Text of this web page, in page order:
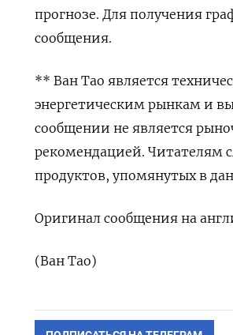
прогнозе. Для получения
сообщения.
** Ван Тао является
энергетическим рынкам и
сообщении не является
рекомендацией. Читателям
продуктов, упомянутых в
Оригинал сообщения на
(Ван Тао)